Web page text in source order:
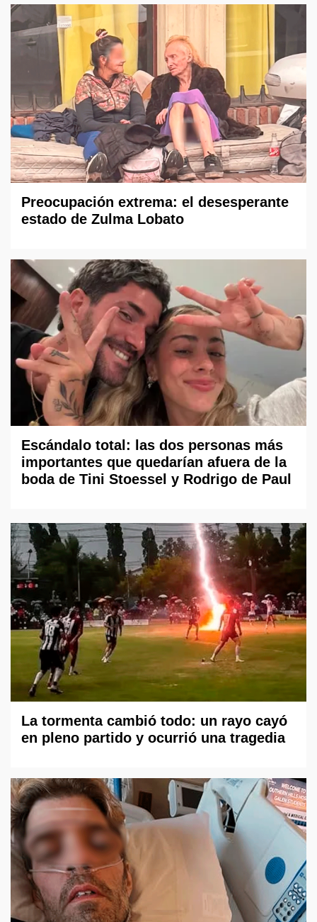
Preocupación extrema: el desesperante
estado de Zulma Lobato
Escándalo total: las dos personas más
importantes que quedarían afuera de la
boda de Tini Stoessel y Rodrigo de Paul
La tormenta cambió todo: un rayo cayó
en pleno partido y ocurrió una tragedia